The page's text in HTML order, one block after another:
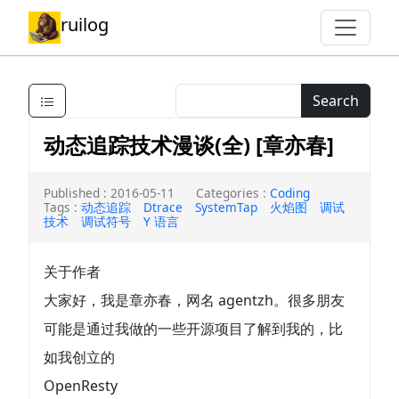
ruilog
Search
动态追踪技术漫谈(全) [章亦春]
Published : 2016-05-11 Categories : Coding
Tags : 动态追踪 Dtrace SystemTap 火焰图
调试
技术
调试符号 Y 语言
关于作者
大家好，我是章亦春，网名 agentzh。很多朋友
可能是通过我做的一些开源项目了解到我的，比
如我创立的
OpenResty